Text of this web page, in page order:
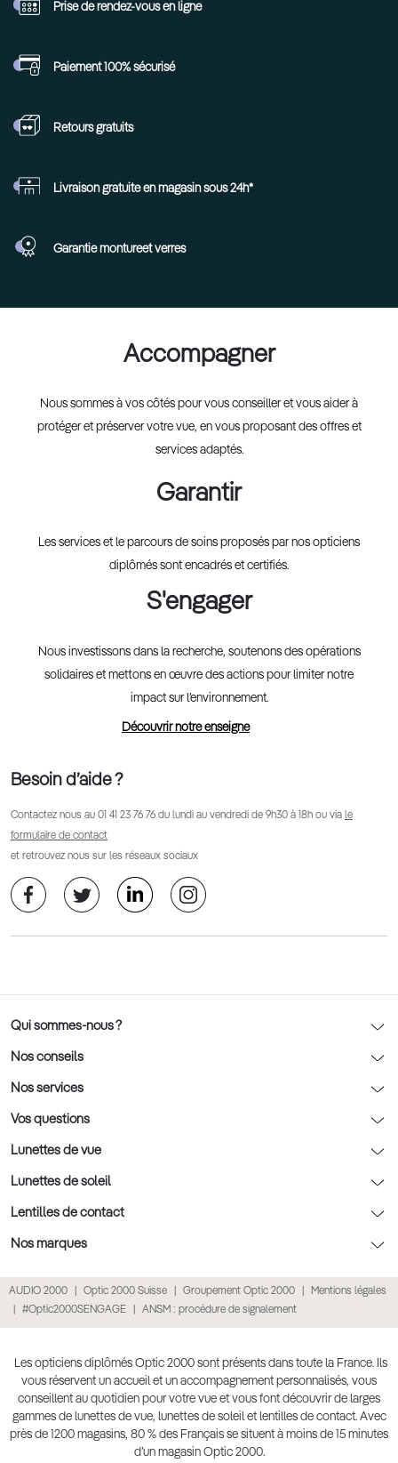
Prise de rendez-vous en ligne
Paiement 100%sécurisé
Retoursgratuits
Livraison gratuite en magasin sous 24h*
Garantie montureet verres
Accompagner
Nous sommes à vos côtés pour vous conseiller et vous aider à
protéger et préserver votre vue, en vous proposant des offres et
services adaptés.
Garantir
Les services et le parcours de soins proposés par nos opticiens
diplômés sont encadrés et certifiés.
S'engager
Nous investissons dans la recherche, soutenons des opérations
solidaires et mettons en œuvre des actions pour limiter notre
impact sur l’environnement.
Découvrir notre enseigne
Besoin d’aide ?
Contactez nous au 01 41 23 76 76 du lundi au vendredi de 9h30 à 18h ou via le
formulaire de contact
et retrouvez nous sur les réseaux sociaux
Qui sommes-nous ?
Notre charte déontologique
AFNOR Certification
Rendez-vous prévision
Nos conseils
Nos conseils lunettes
Nos conseils lentilles
Nos conseils enfants
Nos conseils santé visuelle
Tout savoir sur nos verres
Nos services
Optic 2000 à domicile
Le contrôle de la vue chez votre opticien
L'entretien de votre équipement
La prise de rendez-vous en ligne
Point expert basse vision
Click & collect : Livraison gratuite en magasin
Accessibilité
Vos questions
Politique cookies
Conditions des offres
Politique de confidentialité des données
Retours et remboursements
Lunettes de vue
Lunettes de vue
Lunettes de vue homme
Lunettes de vue femme
Lunettes de vue Ray-Ban
Lunettes de vue Gucci
Lunettes de vue Chloé
Lunettes de vue Burberry
Lunettes de soleil
Lunettes de soleil
Lunettes de soleil homme
Lunettes de soleil enfant
Lunettes de soleil Ray-Ban
Lunettes de soleil Prada
Lunettes de soleil Gucci
Soldes Ete 2025
Lentilles de contact
Lentilles de contact
Lentille de nuit
Lentilles journalières
Produit lentilles
Nos marques
Lunettes Prada
Lunettes Guess
Lunettes Chloé
Lunettes Versace
AUDIO 2000 Optic 2000 Suisse Groupement Optic 2000
Mentions légales
#Optic2000SENGAGE
ANSM : procédure de signalement
Les opticiens diplômés Optic 2000 sont présents dans toute la France. Ils
vous réservent un accueil et un accompagnement personnalisés, vous
conseillent au quotidien pour votre vue et vous font découvrir de larges
gammes de lunettes de vue, lunettes de soleil et lentilles de contact. Avec
près de 1200 magasins, 80 % des Français se situent à moins de 15 minutes
d’un magasin Optic 2000.